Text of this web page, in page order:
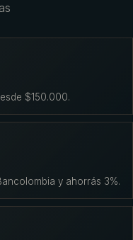
$150.000.
y ahorrás 3%.